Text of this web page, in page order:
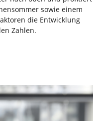
sowie einem
die Entwicklung
Zahlen.